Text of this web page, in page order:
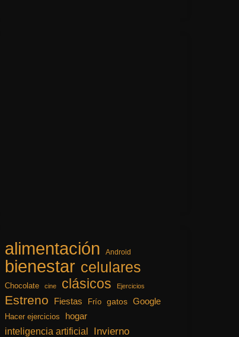
alimentación Android
bienestar celulares
Chocolate cine clásicos Ejercicios
Estreno Fiestas Frío gatos Google
Hacer ejercicios hogar
inteligencia artificial Invierno